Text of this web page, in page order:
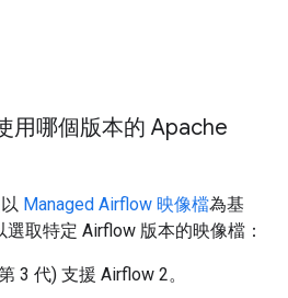
用哪個版本的 Apache
Managed Airflow 映像檔為基
取特定 Airflow 版本的映像檔：
3 代) 支援 Airflow 2。